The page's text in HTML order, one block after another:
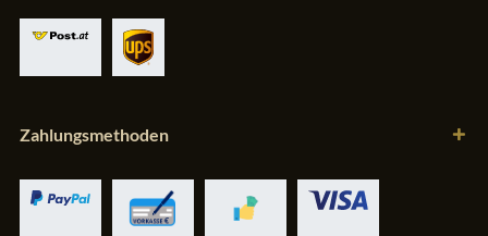
Zahlungsmethoden